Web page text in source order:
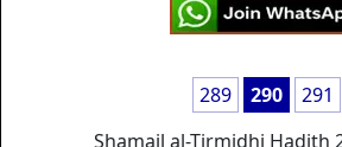
289 290
291
Shamail al-Tirmidhi Hadith